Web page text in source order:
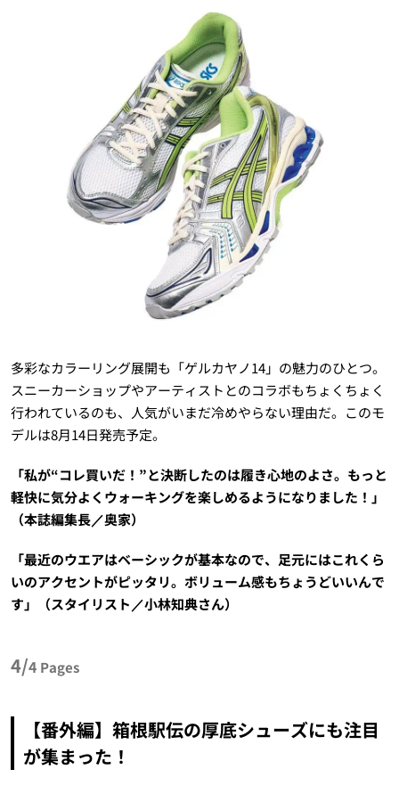
多彩なカラーリング展開も「ゲルカヤノ14」の魅力のひとつ。
スニーカーショップやアーティストとのコラボもちょくちょく
行われているのも、人気がいまだ冷めやらない理由だ。このモ
デルは8月14日発売予定。
「私が“コレ買いだ！”と決断したのは履き心地のよさ。もっと
軽快に気分よくウォーキングを楽しめるようになりました！」
（本誌編集長／奥家）
「最近のウエアはベーシックが基本なので、足元にはこれくら
いのアクセントがピッタリ。ボリューム感もちょうどいいんで
す」（スタイリスト／小林知典さん）
4/4 Pages
【番外編】箱根駅伝の厚底シューズにも注目
が集まった！